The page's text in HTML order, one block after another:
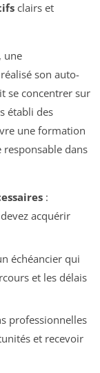
clairs et
une
son auto-
se concentrer sur
établi des
une formation
dans
:
acquérir
échéancier qui
et les délais
professionnelles
et recevoir